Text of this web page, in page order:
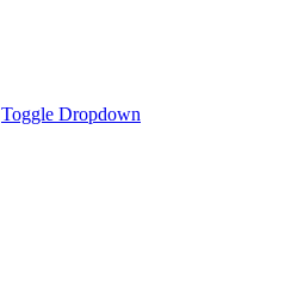
Toggle Dropdown